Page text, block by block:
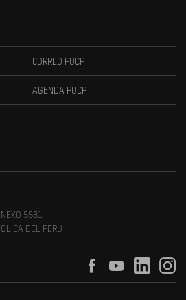
CORREO PUCP
AGENDA PUCP
5581
DEL PERU